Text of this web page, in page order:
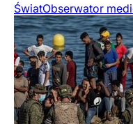
ŚwiatObserwator